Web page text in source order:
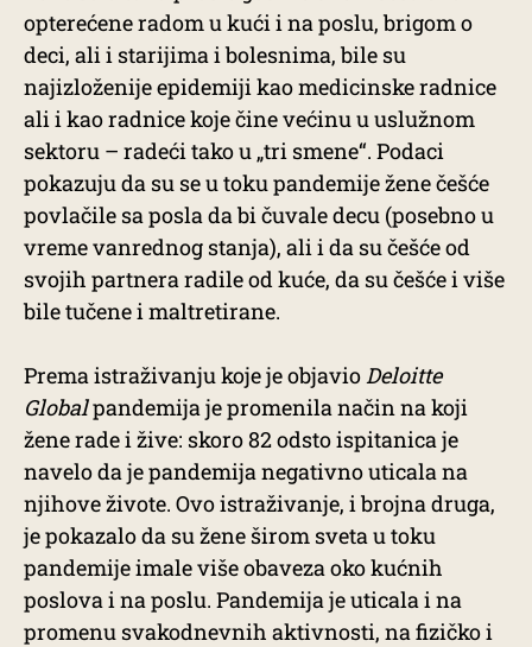
opterećene radom u kući i na poslu, brigom o
deci, ali i starijima i bolesnima, bile su
najizloženije epidemiji kao medicinske radnice
ali i kao radnice koje čine većinu u uslužnom
sektoru – radeći tako u „tri smene“. Podaci
pokazuju da su se u toku pandemije žene češće
povlačile sa posla da bi čuvale decu (posebno u
vreme vanrednog stanja), ali i da su češće od
svojih partnera radile od kuće, da su češće i više
bile tučene i maltretirane.
Prema istraživanju koje je objavioDeloitte
Globalpandemija je promenila način na koji
žene rade i žive: skoro 82 odsto ispitanica je
navelo da je pandemija negativno uticala na
njihove živote. Ovo istraživanje, i brojna druga,
je pokazalo da su žene širom sveta u toku
pandemije imale više obaveza oko kućnih
poslova i na poslu. Pandemija je uticala i na
promenu svakodnevnih aktivnosti, na fizičko i